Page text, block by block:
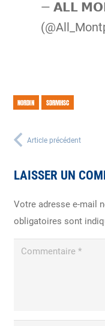
— 𝗔𝗟𝗟
NORDIN SDRMHSC
Article précédent
LAISSER UN
Votre adresse e-mail
obligatoires sont